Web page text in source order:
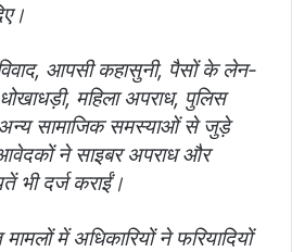
आपसी कहासुनी, पैसों के लेन-
महिला अपराध, पुलिस
अन्य सामाजिक समस्याओं से जुड़े
ने साइबर अपराध और
भी दर्ज कराईं।
में अधिकारियों ने फरियादियों